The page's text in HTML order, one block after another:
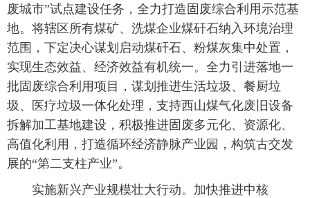
废城市”试点建设任务，全力打造固废综合利用示范基
地。将辖区所有煤矿、洗煤企业煤矸石纳入环境治理
范围，下定决心谋划启动煤矸石、粉煤灰集中处置，
实现生态效益、经济效益有机统一。全力引进落地一
批固废综合利用项目，谋划推进生活垃圾、餐厨垃
圾、医疗垃圾一体化处理，支持西山煤气化废旧设备
拆解加工基地建设，积极推进固废多元化、资源化、
高值化利用，打造循环经济静脉产业园，构筑古交发
展的“第二支柱产业”。
实施新兴产业规模壮大行动。加快推进中核